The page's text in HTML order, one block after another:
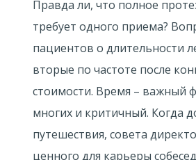
Правда ли, что полное
требует одного приема?
пациентов о длительности
вторые по частоте после
стоимости. Время – важный
многих и критичный. Когда
путешествия, совета
ценного для карьеры